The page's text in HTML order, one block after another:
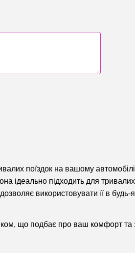
поїздок на вашому
ідеально підходить для
використовувати її в
що подбає про ваш комфорт та